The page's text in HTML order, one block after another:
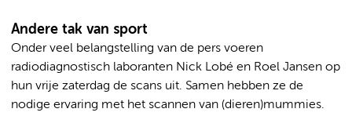
Andere tak van sport
Onder veel belangstelling van de pers voeren
radiodiagnostisch laboranten Nick Lobé en Roel Jansen op
hun vrije zaterdag de scans uit. Samen hebben ze de
nodige ervaring met het scannen van (dieren)mummies.